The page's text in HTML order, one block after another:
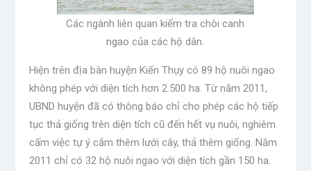
Các ngành liên quan kiểm tra chòi canh
ngao của các hộ dân.
Hiện trên địa bàn huyện Kiến Thụy có 89 hộ nuôi ngao
không phép với diện tích hơn 2.500 ha. Từ năm 2011,
UBND huyện đã có thông báo chỉ cho phép các hộ tiếp
tục thả giống trên diện tích cũ đến hết vụ nuôi, nghiêm
cấm việc tự ý cắm thêm lưới cây, thả thêm giống. Năm
2011 chỉ có 32 hộ nuôi ngao với diện tích gần 150 ha.